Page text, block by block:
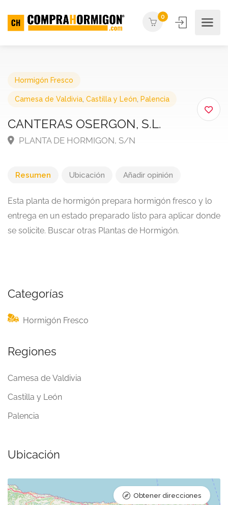
0
Hormigón Fresco
Camesa de Valdivia Castilla y León Palencia
CANTERAS OSERGON, S.L.
PLANTA DE HORMIGON, S/N
Resumen Ubicación Añadir opinión
Esta planta de hormigón prepara hormigón fresco y lo
entrega en un estado preparado listo para aplicar donde
se solicite. Buscar otras Plantas de Hormigón.
Categorías
Hormigón Fresco
Regiones
Camesa de Valdivia
Castilla y León
Palencia
Ubicación
Obtener direcciones